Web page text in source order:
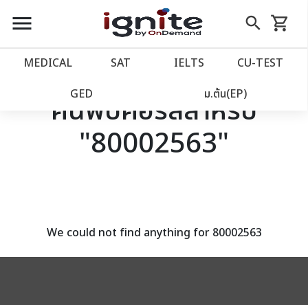
close
account_balance หน้าแรก
เว็บไซต์อิกไนท์
โปรโมชั่น
assignment ลงทะเบียน
menu search
Skip
to
shopping_cart
รถเข็น
MEDICAL SAT IELTS CU‑TEST
GED ม.ต้น(EP)
ค้นพบคอร์สสำหรับ
"80002563"
We could not find anything for 80002563